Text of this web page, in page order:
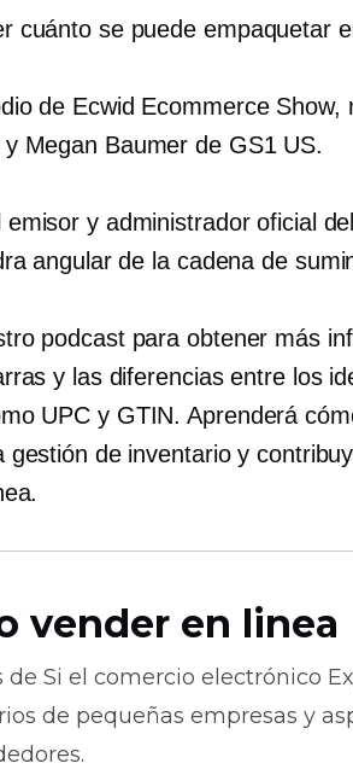
cuánto se puede empaquetar
de Ecwid Ecommerce Show,
Megan Baumer de GS1 US.
emisor y administrador oficial
angular de la cadena de
podcast para obtener más
y las diferencias entre los
UPC y GTIN. Aprenderá
gestión de inventario y
vender en linea
de Si el comercio electrónico
de pequeñas empresas y